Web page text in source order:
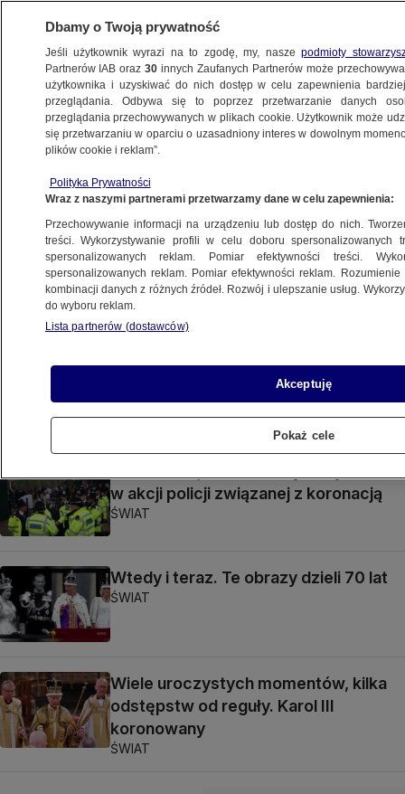
MONARCHOWIE
"Zobowiązuję się zrobić wszystko, co
w mojej mocy". Deklaracja Karola III
w Paryżu
ŚWIAT
Księżniczka wychodzi za szamana,
który "leczył" COVID-19 medalionami
Królowa Kamila na lekcji plastyki.
Pierwszy raz w nowej roli
ŚWIAT
w akcji policji związanej z koronacją
ŚWIAT
Wtedy i teraz. Te obrazy dzieli 70 lat
ŚWIAT
Wiele uroczystych momentów, kilka
odstępstw od reguły. Karol III
koronowany
ŚWIAT
Dbamy o Twoją prywatność
Jeśli użytkownik wyrazi na to zgodę, my, naszepodmioty
Partnerów IAB oraz30 innych Zaufanych Partnerów może
użytkownika i uzyskiwać do nich dostęp w celu zapewnienia
przeglądania. Odbywa się to poprzez przetwarzanie danych
przeglądania przechowywanych w plikach cookie. Użytkownik może
się przetwarzaniu w oparciu o uzasadniony interes w dowolnym
plików cookie i reklam”.
Polityka Prywatności
Wraz z naszymi partnerami przetwarzamy dane w celu zapewnienia:
Przechowywanie informacji na urządzeniu lub dostęp do nich.
treści. Wykorzystywanie profili w celu doboru spersonalizowanych
spersonalizowanych reklam. Pomiar efektywności treści.
spersonalizowanych reklam. Pomiar efektywności reklam.
kombinacji danych z różnych źródeł. Rozwój i ulepszanie usług.
do wyboru reklam.
Lista partnerów (dostawców)
Akceptuję
Pokaż cele